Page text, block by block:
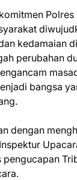
Polres
kedamaian
perubahan
bangsa
dengan
pengucapan